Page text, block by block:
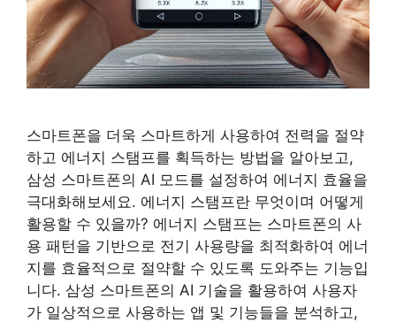
스마트폰을 더욱 스마트하게 사용하여 전력을 절약
하고 에너지 스탬프를 획득하는 방법을 알아보고,
삼성 스마트폰의 AI 모드를 설정하여 에너지 효율을
극대화해보세요. 에너지 스탬프란 무엇이며 어떻게
활용할 수 있을까? 에너지 스탬프는 스마트폰의 사
용 패턴을 기반으로 전기 사용량을 최적화하여 에너
지를 효율적으로 절약할 수 있도록 도와주는 기능입
니다. 삼성 스마트폰의 AI 기술을 활용하여 사용자
가 일상적으로 사용하는 앱 및 기능들을 분석하고,